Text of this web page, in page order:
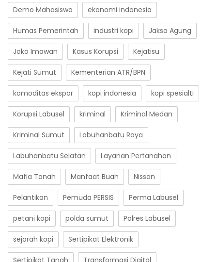
Demo Mahasiswa ekonomi indonesia
Humas Pemerintah industri kopi Jaksa Agung
Joko Imawan Kasus Korupsi Kejatisu
Kejati Sumut Kementerian ATR/BPN
komoditas ekspor kopi indonesia kopi spesialti
Korupsi Labusel kriminal Kriminal Medan
Kriminal Sumut Labuhanbatu Raya
Labuhanbatu Selatan Layanan Pertanahan
Mafia Tanah Manfaat Buah Nissan
Pelantikan Pemuda PERSIS Perma Labusel
petani kopi polda sumut Polres Labusel
sejarah kopi Sertipikat Elektronik
Sertipikat Tanah Transformasi Digital